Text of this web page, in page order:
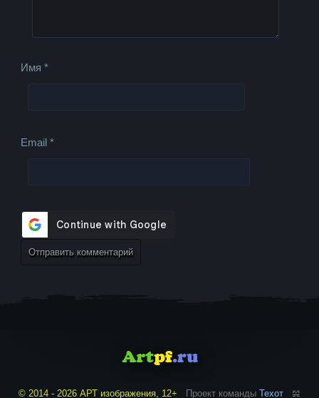
Имя*
Email*
© 2014 - 2026 АРТ изображения, 12+ Проект команды Техот 𝌴